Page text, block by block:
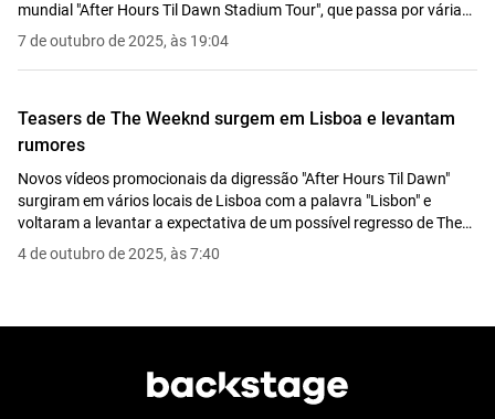
mundial "After Hours Til Dawn Stadium Tour", que passa por várias
cidades europeias.
7 de outubro de 2025, às 19:04
Teasers de The Weeknd surgem em Lisboa e levantam
rumores
Novos vídeos promocionais da digressão "After Hours Til Dawn"
surgiram em vários locais de Lisboa com a palavra "Lisbon" e
voltaram a levantar a expectativa de um possível regresso de The
Weeknd a Portugal.
4 de outubro de 2025, às 7:40